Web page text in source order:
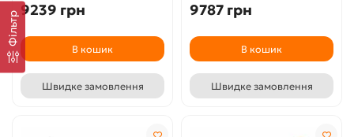
Фільтр
9239 грн
В кошик
Швидке замовлення
9787 грн
В кошик
Швидке замовлення